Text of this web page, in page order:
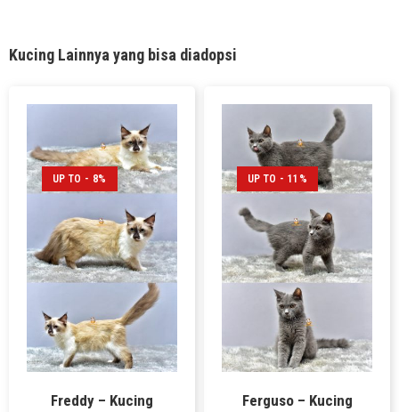
Kucing Lainnya yang bisa diadopsi
UP TO - 8%
Freddy – Kucing
UP TO - 11%
Ferguso – Kucing